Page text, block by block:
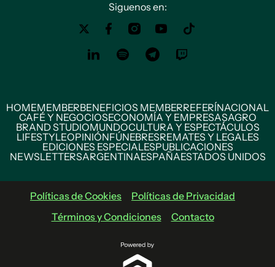
Siguenos en:
HOMEMEMBERBENEFICIOS MEMBERREFERÍNACIONAL
CAFÉ Y NEGOCIOSECONOMÍA Y EMPRESASAGRO
BRAND STUDIOMUNDOCULTURA Y ESPECTÁCULOS
LIFESTYLEOPINIÓNFÚNEBRESREMATES Y LEGALES
EDICIONES ESPECIALESPUBLICACIONES
NEWSLETTERSARGENTINAESPAÑAESTADOS UNIDOS
Políticas de Cookies
Políticas de Privacidad
Términos y Condiciones
Contacto